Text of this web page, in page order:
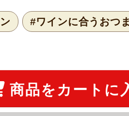
#ワインに合うおつ
商品をカートに